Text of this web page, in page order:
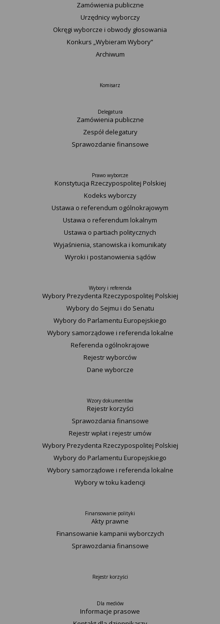
Zamówienia publiczne
Urzędnicy wyborczy
Okręgi wyborcze i obwody głosowania
Konkurs „Wybieram Wybory”
Archiwum
Komisarz
Delegatura
Zamówienia publiczne
Zespół delegatury
Sprawozdanie finansowe
Prawo wyborcze
Konstytucja Rzeczypospolitej Polskiej​
Kodeks wyborczy
Ustawa o referendum ogólnokrajowym
Ustawa o referendum lokalnym
Ustawa o partiach politycznych
Wyjaśnienia, stanowiska i komunikaty
Wyroki i postanowienia sądów
Wybory i referenda
Wybory Prezydenta Rzeczypospolitej Polskiej
Wybory do Sejmu i do Senatu
Wybory do Parlamentu Europejskiego
Wybory samorządowe i referenda lokalne
Referenda ogólnokrajowe
Rejestr wyborców
Dane wyborcze
Wzory dokumentów
Rejestr korzyści
Sprawozdania finansowe
Rejestr wpłat i rejestr umów
Wybory Prezydenta Rzeczypospolitej Polskiej
Wybory do Parlamentu Europejskiego
Wybory samorządowe i referenda lokalne
Wybory w toku kadencji
Finansowanie polityki
Akty prawne
Finansowanie kampanii wyborczych
Sprawozdania finansowe
Rejestr korzyści
Dla mediów
Informacje prasowe